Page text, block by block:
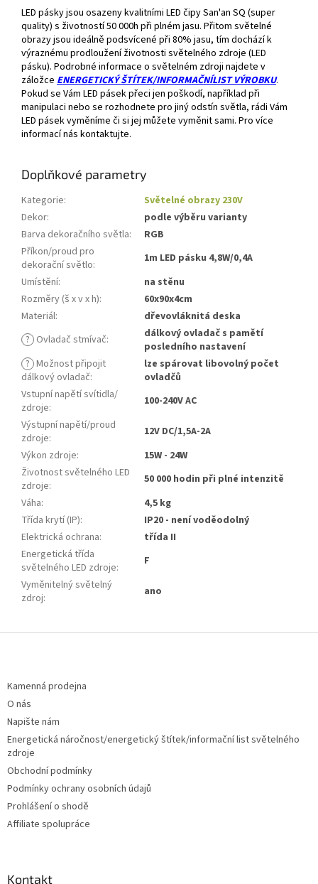
LED pásky jsou osazeny kvalitními LED čipy San'an SQ (super
quality) s životností 50 000h při plném jasu. Přitom světelné
obrazy jsou ideálně podsvícené při 80% jasu, tím dochází k
výraznému prodloužení životnosti světelného zdroje (LED
pásku). Podrobné informace o světelném zdroji najdete v
záložce ENERGETICKÝ ŠTÍTEK/INFORMAČNÍLIST VÝROBKU.
Pokud se Vám LED pásek přeci jen poškodí, například při
manipulaci nebo se rozhodnete pro jiný odstín světla, rádi Vám
LED pásek vyměníme či si jej můžete vyměnit sami. Pro více
informací nás kontaktujte.
Doplňkové parametry
Kategorie:
Světelné obrazy 230V
Dekor:
podle výběru varianty
Barva dekoračního světla:
RGB
Příkon/proud pro
dekorační světlo:
1m LED pásku 4,8W/0,4A
Umístění:
na stěnu
Rozměry (š x v x h):
60x90x4cm
Materiál:
dřevovláknitá deska
? Ovladač stmívač:
dálkový ovladač s pamětí
posledního nastavení
? Možnost připojit
dálkový ovladač:
lze spárovat libovolný počet
ovladčů
Vstupní napětí svítidla/
zdroje:
100-240V AC
Výstupní napětí/proud
zdroje:
12V DC/1,5A-2A
Výkon zdroje:
15W - 24W
Životnost světelného LED
zdroje:
50 000 hodin při plné intenzitě
Váha:
4,5 kg
Třída krytí (IP):
IP20 - není voděodolný
Elektrická ochrana:
třída II
Energetická třída
světelného LED zdroje:
F
Vyměnitelný světelný
zdroj: ano
Kamenná prodejna
O nás
Napište nám
Energetická náročnost/energetický štítek/informační list světelného
zdroje
Obchodní podmínky
Podmínky ochrany osobních údajů
Prohlášení o shodě
Affiliate spolupráce
Kontakt